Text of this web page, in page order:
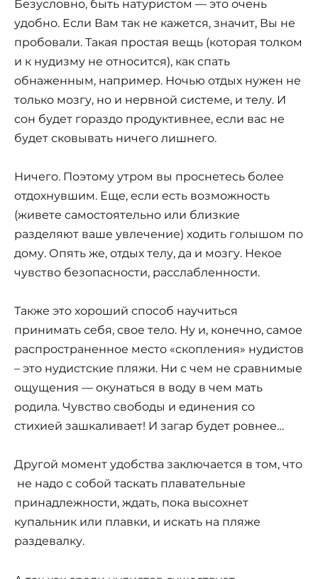
Безусловно, быть натуристом — это очень
удобно. Если Вам так не кажется, значит, Вы не
пробовали. Такая простая вещь (которая толком
и к нудизму не относится), как спать
обнаженным, например. Ночью отдых нужен не
только мозгу, но и нервной системе, и телу. И
сон будет гораздо продуктивнее, если вас не
будет сковывать ничего лишнего.
Ничего. Поэтому утром вы проснетесь более
отдохнувшим. Еще, если есть возможность
(живете самостоятельно или близкие
разделяют ваше увлечение) ходить голышом по
дому. Опять же, отдых телу, да и мозгу. Некое
чувство безопасности, расслабленности.
Также это хороший способ научиться
принимать себя, свое тело. Ну и, конечно, самое
распространенное место «скопления» нудистов
– это нудистские пляжи. Ни с чем не сравнимые
ощущения — окунаться в воду в чем мать
родила. Чувство свободы и единения со
стихией зашкаливает! И загар будет ровнее…
Другой момент удобства заключается в том, что
не надо с собой таскать плавательные
принадлежности, ждать, пока высохнет
купальник или плавки, и искать на пляже
раздевалку.